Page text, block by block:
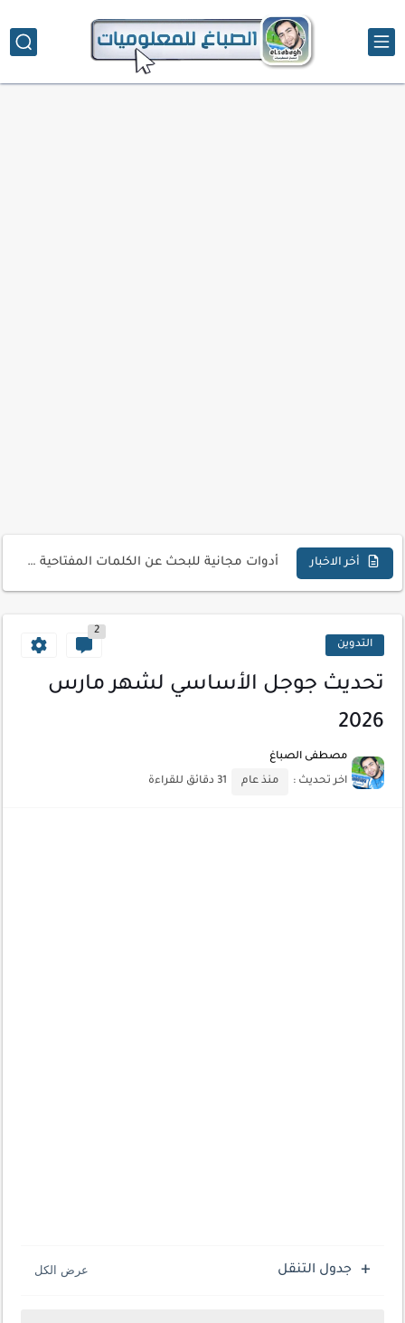
أخر الاخبار كيف تستفيد من تقنيات التعلم الآلي لتحليل بيانات الزوار
التدوين
2
تحديث جوجل الأساسي لشهر مارس
2026
مصطفى الصباغ
اخر تحديث : منذ عام 31 دقائق للقراءة
جدول التنقل